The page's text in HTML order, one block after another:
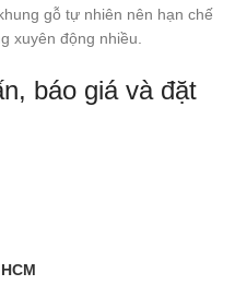
gỗ tự nhiên nên hạn chế
xuyên động nhiều.
báo giá và đặt